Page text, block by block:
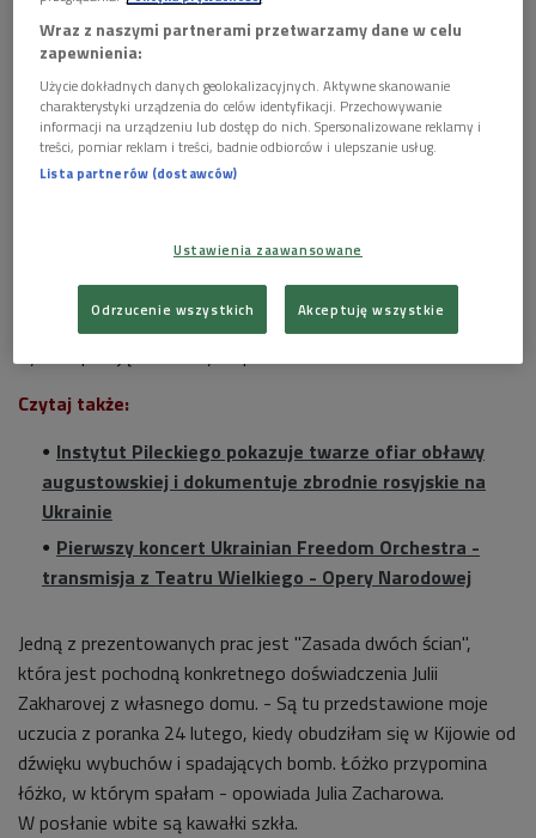
tragicznych wydarzeń. Jest to największa wystawa
współczesnej sztuki ukraińskiej - sztuki, która reaguje na
wojnę i barbarzyński atak Rosji. Obejmuje ponad 200 prac 32
artystów.
Kawałki szkła
współkuratorka wystawy "Ukraina. Pod
innym niebem"
. Wiele prac przedstawia niebo. - Niebo, które
tutaj widzimy, straszne, z którego spadają bomby i rakiety,
Czytaj także:
Instytut Pileckiego pokazuje twarze ofiar obławy
augustowskiej i dokumentuje zbrodnie rosyjskie na
Ukrainie
Pierwszy koncert Ukrainian Freedom Orchestra -
transmisja z Teatru Wielkiego - Opery Narodowej
Jedną z prezentowanych prac jest "Zasada dwóch ścian",
która jest pochodną konkretnego doświadczenia Julii
Zakharovej z własnego domu. - Są tu przedstawione moje
uczucia z poranka 24 lutego, kiedy obudziłam się w Kijowie od
dźwięku wybuchów i spadających bomb. Łóżko przypomina
łóżko, w którym spałam - opowiada Julia Zacharowa.
W posłanie wbite są kawałki szkła.
Wraz z naszymi partnerami przetwarzamy dane w celu
zapewnienia:
Użycie dokładnych danych geolokalizacyjnych. Aktywne skanowanie
charakterystyki urządzenia do celów identyfikacji. Przechowywanie
informacji na urządzeniu lub dostęp do nich. Spersonalizowane reklamy i
treści, pomiar reklam i treści, badnie odbiorców i ulepszanie usług.
Lista partnerów (dostawców)
Ustawienia zaawansowane
Odrzucenie wszystkich Akceptuję wszystkie